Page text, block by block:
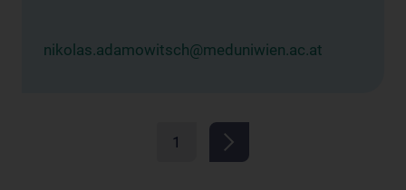
nikolas.adamowitsch@meduniwien.ac.at
1